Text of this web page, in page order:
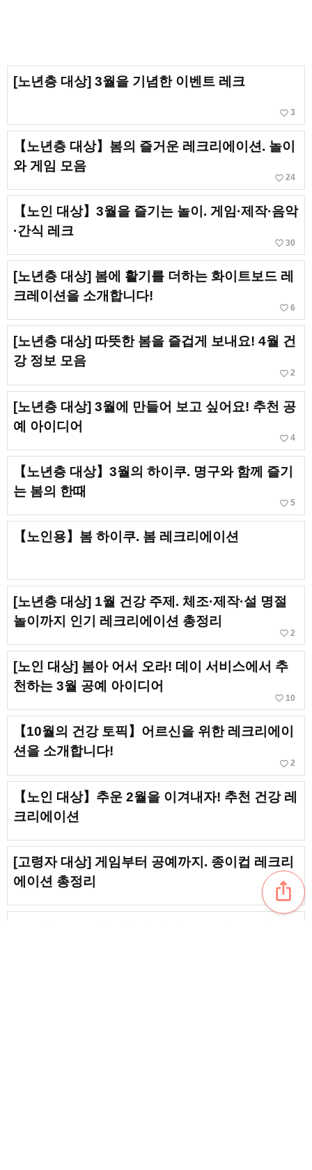
[노년층 대상] 3월을 기념한 이벤트 레크
favorite_border 3
【노년층 대상】봄의 즐거운 레크리에이션. 놀이
와 게임 모음
favorite_border 24
【노인 대상】3월을 즐기는 놀이. 게임·제작·음악
·간식 레크
favorite_border 30
[노년층 대상] 봄에 활기를 더하는 화이트보드 레
크레이션을 소개합니다!
favorite_border 6
[노년층 대상] 따뜻한 봄을 즐겁게 보내요! 4월 건
강 정보 모음
favorite_border 2
[노년층 대상] 3월에 만들어 보고 싶어요! 추천 공
예 아이디어
favorite_border 4
【노년층 대상】3월의 하이쿠. 명구와 함께 즐기
는 봄의 한때
favorite_border 5
【노인용】봄 하이쿠. 봄 레크리에이션
[노년층 대상] 1월 건강 주제. 체조·제작·설 명절
놀이까지 인기 레크리에이션 총정리
favorite_border 2
[노인 대상] 봄아 어서 오라! 데이 서비스에서 추
천하는 3월 공예 아이디어
favorite_border 10
【10월의 건강 토픽】어르신을 위한 레크리에이
션을 소개합니다!
favorite_border 2
【노인 대상】추운 2월을 이겨내자! 추천 건강 레
크리에이션
[고령자 대상] 게임부터 공예까지. 종이컵 레크리
에이션 총정리
favorite_border
ios_share